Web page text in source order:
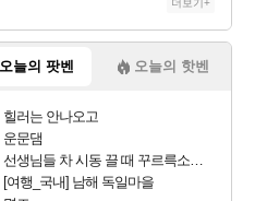
더보기+
오늘의 팟벤 오늘의 핫벤
힐러는 안나오고
운문댐
선생님들 차 시동 끌 때 꾸르륵소리나는데
[여행_국내] 남해 독일마을